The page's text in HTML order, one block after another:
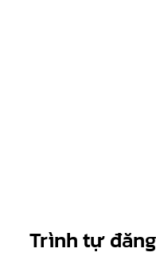
Trình tự